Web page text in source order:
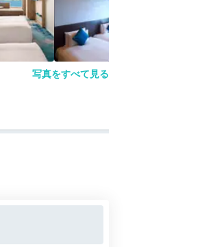
写真をすべて見る